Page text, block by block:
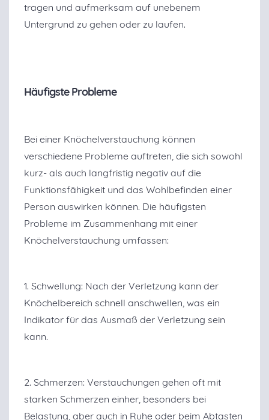
tragen und aufmerksam auf unebenem
Untergrund zu gehen oder zu laufen.
Häufigste Probleme
Bei einer Knöchelverstauchung können
verschiedene Probleme auftreten, die sich sowohl
kurz- als auch langfristig negativ auf die
Funktionsfähigkeit und das Wohlbefinden einer
Person auswirken können. Die häufigsten
Probleme im Zusammenhang mit einer
Knöchelverstauchung umfassen:
1. Schwellung: Nach der Verletzung kann der
Knöchelbereich schnell anschwellen, was ein
Indikator für das Ausmaß der Verletzung sein
kann.
2. Schmerzen: Verstauchungen gehen oft mit
starken Schmerzen einher, besonders bei
Belastung, aber auch in Ruhe oder beim Abtasten